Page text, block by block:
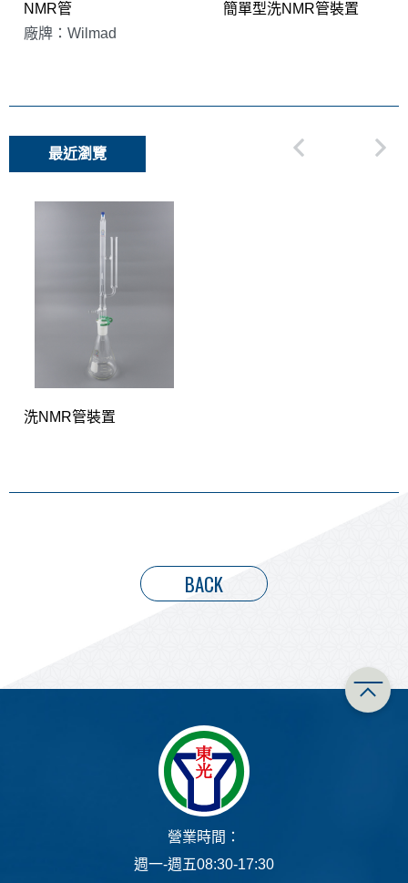
NMR管
廠牌：Wilmad
簡單型洗NMR管裝置
最近瀏覽
洗NMR管裝置
BACK
營業時間：
週一-週五08:30-17:30